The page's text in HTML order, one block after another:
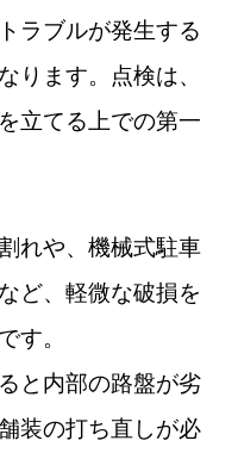
ラブルが発生する
ります。点検は、
立てる上での第一
れや、機械式駐車
ど、軽微な破損を
す。
と内部の路盤が劣
装の打ち直しが必